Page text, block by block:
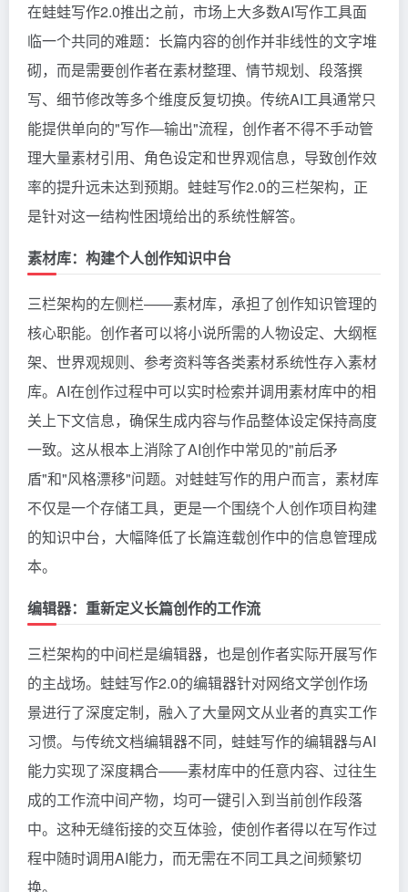
在蛙蛙写作2.0推出之前，市场上大多数AI写作工具面
临一个共同的难题：长篇内容的创作并非线性的文字堆
砌，而是需要创作者在素材整理、情节规划、段落撰
写、细节修改等多个维度反复切换。传统AI工具通常只
能提供单向的"写作—输出"流程，创作者不得不手动管
理大量素材引用、角色设定和世界观信息，导致创作效
率的提升远未达到预期。蛙蛙写作2.0的三栏架构，正
是针对这一结构性困境给出的系统性解答。
素材库：构建个人创作知识中台
三栏架构的左侧栏——素材库，承担了创作知识管理的
核心职能。创作者可以将小说所需的人物设定、大纲框
架、世界观规则、参考资料等各类素材系统性存入素材
库。AI在创作过程中可以实时检索并调用素材库中的相
关上下文信息，确保生成内容与作品整体设定保持高度
一致。这从根本上消除了AI创作中常见的"前后矛
盾"和"风格漂移"问题。对蛙蛙写作的用户而言，素材库
不仅是一个存储工具，更是一个围绕个人创作项目构建
的知识中台，大幅降低了长篇连载创作中的信息管理成
本。
编辑器：重新定义长篇创作的工作流
三栏架构的中间栏是编辑器，也是创作者实际开展写作
的主战场。蛙蛙写作2.0的编辑器针对网络文学创作场
景进行了深度定制，融入了大量网文从业者的真实工作
习惯。与传统文档编辑器不同，蛙蛙写作的编辑器与AI
能力实现了深度耦合——素材库中的任意内容、过往生
成的工作流中间产物，均可一键引入到当前创作段落
中。这种无缝衔接的交互体验，使创作者得以在写作过
程中随时调用AI能力，而无需在不同工具之间频繁切
换。